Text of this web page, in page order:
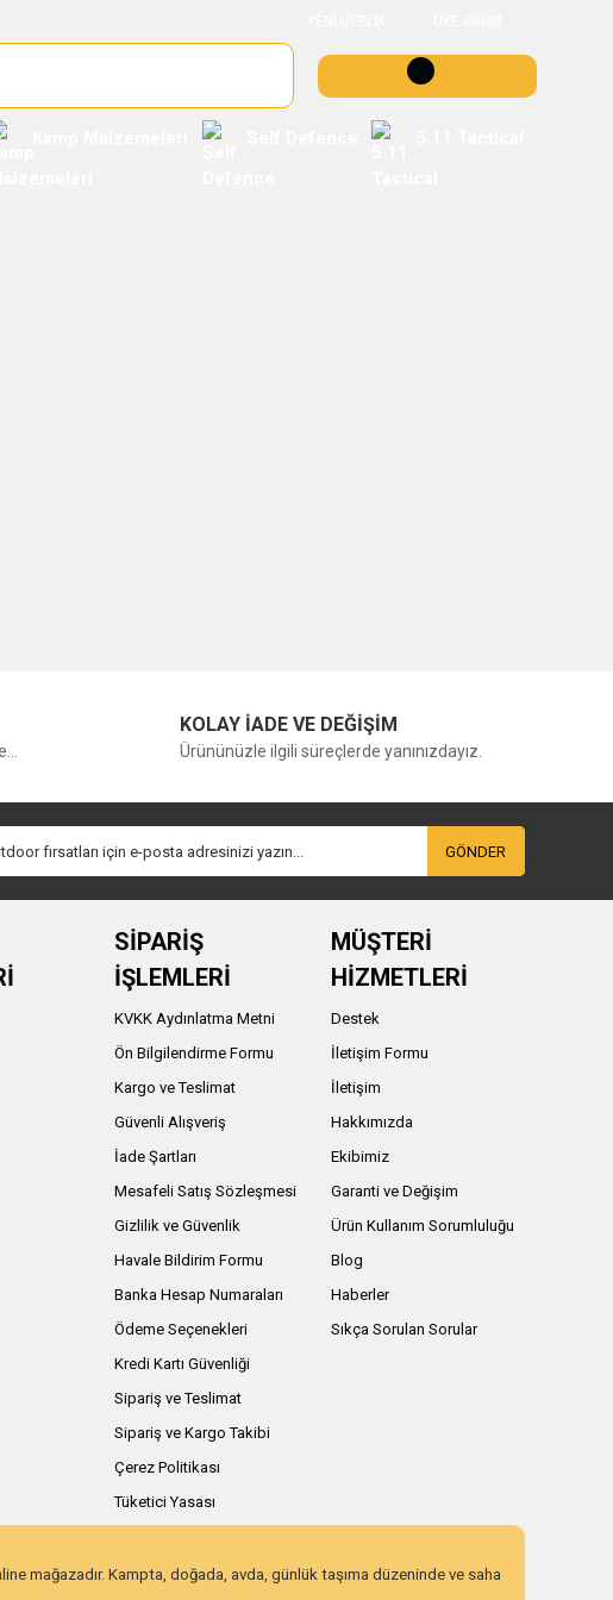
KOLAY İADE VE DEĞİŞİM
Ürününüzle ilgili süreçlerde yanınızdayız.
GÖNDER
SİPARİŞ
İŞLEMLERİ
KVKK Aydınlatma Metni
Ön Bilgilendirme Formu
Kargo ve Teslimat
Güvenli Alışveriş
İade Şartları
Mesafeli Satış Sözleşmesi
Gizlilik ve Güvenlik
Havale Bildirim Formu
Banka Hesap Numaraları
Ödeme Seçenekleri
Kredi Kartı Güvenliği
Sipariş ve Teslimat
Sipariş ve Kargo Takibi
Çerez Politikası
Tüketici Yasası
MÜŞTERİ
HİZMETLERİ
Destek
İletişim Formu
İletişim
Hakkımızda
Ekibimiz
Garanti ve Değişim
Ürün Kullanım Sorumluluğu
Blog
Haberler
Sıkça Sorulan Sorular
mağazadır. Kampta, doğada, avda, günlük taşıma düzeninde ve saha